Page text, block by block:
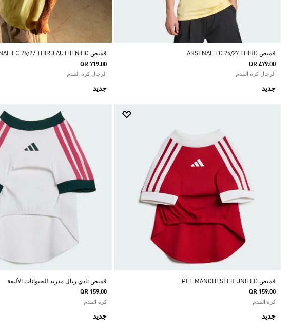
قميص ARSENAL FC 26/27 THIRD
QR 479.00
الرجال كرة القدم
جديد
قميص ARSENAL FC 26/27 THIRD AUTHENTIC
QR 719.00
الرجال كرة القدم
جديد
قميص PET MANCHESTER UNITED
QR 159.00
كرة القدم
جديد
قميص نادي ريال مدريد للحيوانات الأليفة
QR 159.00
كرة القدم
جديد